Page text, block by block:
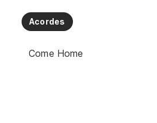
Acordes
Come Home